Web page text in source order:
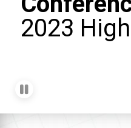
2023
Play
video